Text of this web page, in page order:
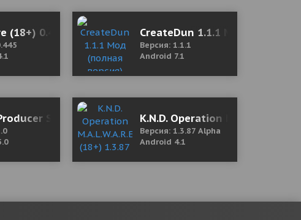
версия)
(18+) 0.445 Мод (полная версия)CreateDun 1.1.1 Мод (полная
Версия: 1.1.1
Android 7.1
Simulator – Studions Simulation
K.N.D. Operation
Версия: 1.3.87 Alpha
Android 4.1